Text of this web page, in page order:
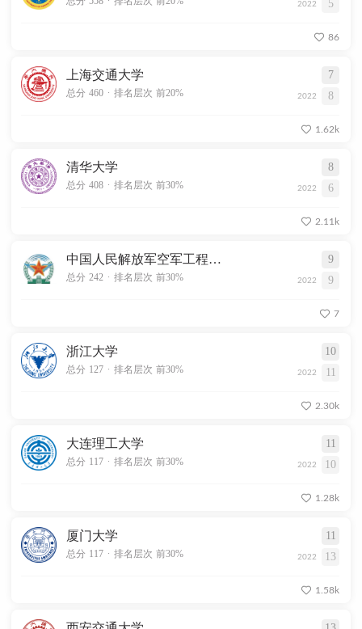
2022 5
86
上海交通大学 7
总分 460 . 排名层次 前20% 2022 8
1.62k
清华大学 8
总分 408 . 排名层次 前30% 2022 6
2.11k
中国人民解放军空军工程大学 9
总分 242 . 排名层次 前30% 2022 9
7
浙江大学 10
总分 127 . 排名层次 前30% 2022 11
2.30k
大连理工大学 11
总分 117 . 排名层次 前30% 2022 10
1.28k
厦门大学 11
总分 117 . 排名层次 前30% 2022 13
1.58k